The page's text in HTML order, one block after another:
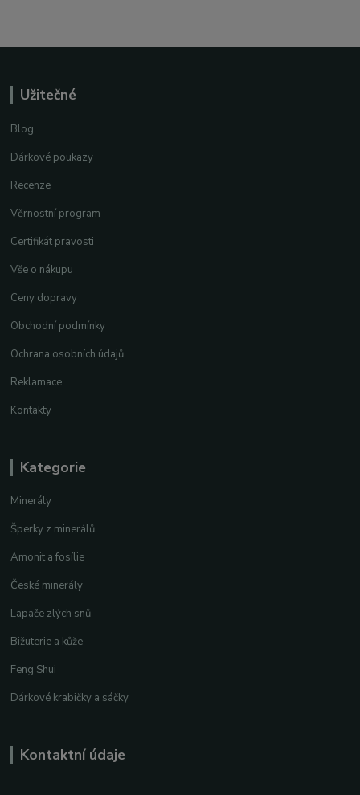
Užitečné
Blog
Dárkové poukazy
Recenze
Věrnostní program
Certifikát pravosti
Vše o nákupu
Ceny dopravy
Obchodní podmínky
Ochrana osobních údajů
Reklamace
Kontakty
Kategorie
Minerály
Šperky z minerálů
Amonit a fosílie
České minerály
Lapače zlých snů
Bižuterie a kůže
Feng Shui
Dárkové krabičky a sáčky
Kontaktní údaje